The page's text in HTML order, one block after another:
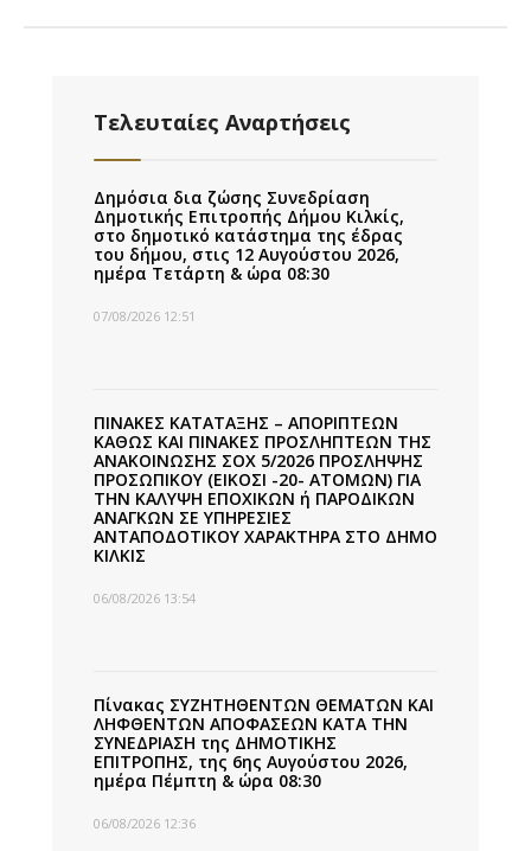
Τελευταίες Αναρτήσεις
Δημόσια δια ζώσης Συνεδρίαση
Δημοτικής Επιτροπής Δήμου Κιλκίς,
στο δημοτικό κατάστημα της έδρας
του δήμου, στις 12 Αυγούστου 2026,
ημέρα Τετάρτη & ώρα 08:30
07/08/2026 12:51
ΠΙΝΑΚΕΣ ΚΑΤΑΤΑΞΗΣ – ΑΠΟΡΙΠΤΕΩΝ
ΚΑΘΩΣ ΚΑΙ ΠΙΝΑΚΕΣ ΠΡΟΣΛΗΠΤΕΩΝ ΤΗΣ
ΑΝΑΚΟΙΝΩΣΗΣ ΣΟΧ 5/2026 ΠΡΟΣΛΗΨΗΣ
ΠΡΟΣΩΠΙΚΟΥ (ΕΙΚΟΣΙ -20- ΑΤΟΜΩΝ) ΓΙΑ
ΤΗΝ ΚΑΛΥΨΗ ΕΠΟΧΙΚΩΝ ή ΠΑΡΟΔΙΚΩΝ
ΑΝΑΓΚΩΝ ΣΕ ΥΠΗΡΕΣΙΕΣ
ΑΝΤΑΠΟΔΟΤΙΚΟΥ ΧΑΡΑΚΤΗΡΑ ΣΤΟ ΔΗΜΟ
ΚΙΛΚΙΣ
06/08/2026 13:54
Πίνακας ΣΥΖΗΤΗΘΕΝΤΩΝ ΘΕΜΑΤΩΝ ΚΑΙ
ΛΗΦΘΕΝΤΩΝ ΑΠΟΦΑΣΕΩΝ ΚΑΤΑ ΤΗΝ
ΣΥΝΕΔΡΙΑΣΗ της ΔΗΜΟΤΙΚΗΣ
ΕΠΙΤΡΟΠΗΣ, της 6ης Αυγούστου 2026,
ημέρα Πέμπτη & ώρα 08:30
06/08/2026 12:36